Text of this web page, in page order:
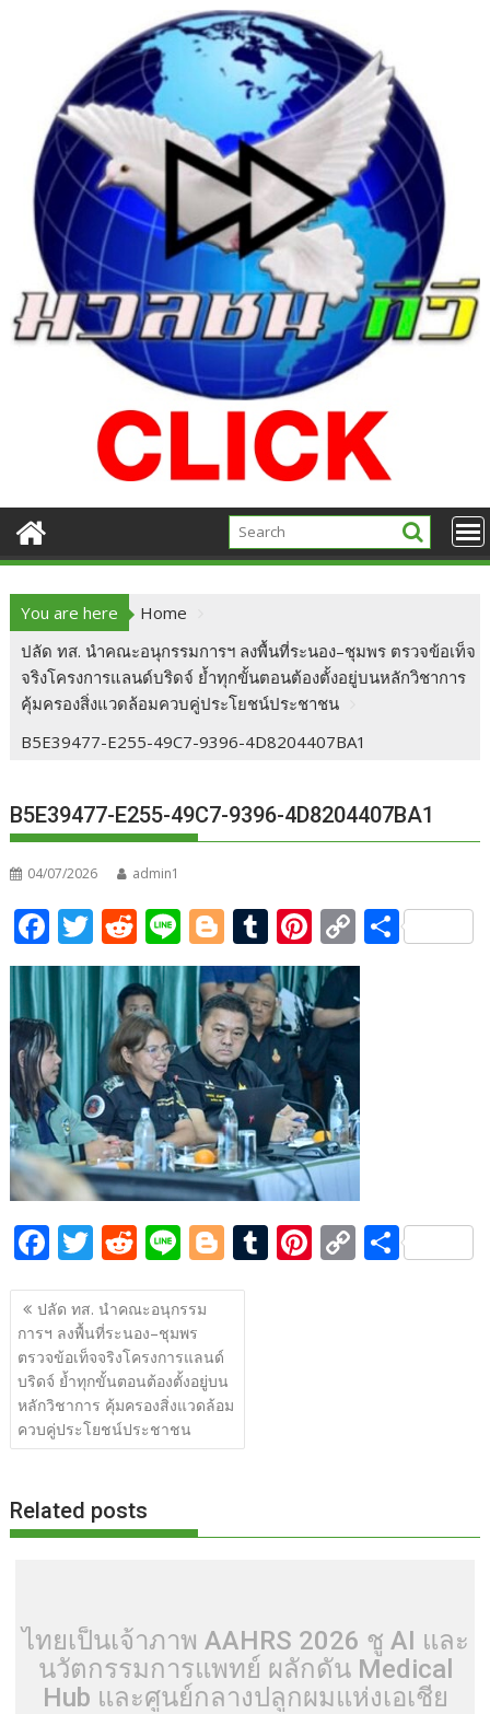
You are here
Home
ปลัด ทส. นำคณะอนุกรรมการฯ ลงพื้นที่ระนอง–ชุมพร ตรวจข้อเท็จ
จริงโครงการแลนด์บริดจ์ ย้ำทุกขั้นตอนต้องตั้งอยู่บนหลักวิชาการ
คุ้มครองสิ่งแวดล้อมควบคู่ประโยชน์ประชาชน
B5E39477-E255-49C7-9396-4D8204407BA1
B5E39477-E255-49C7-9396-4D8204407BA1
04/07/2026 admin1
F
ac
e
b
o
o
k
T
w
itt
er
R
e
d
di
t
Li
n
e
Bl
o
g
g
er
T
u
m
bl
r
Pi
nt
er
e
st
C
o
p
y
n
k
S
F
ac
e
b
o
o
k
T
w
itt
er
R
e
d
di
t
Li
n
e
Bl
o
er
T Pi C S
แนะแนว
เรื่อง
ปลัด ทส. นำคณะอนุกรรม
การฯ ลงพื้นที่ระนอง–ชุมพร
ตรวจข้อเท็จจริงโครงการแลนด์
บริดจ์ ย้ำทุกขั้นตอนต้องตั้งอยู่บน
หลักวิชาการ คุ้มครองสิ่งแวดล้อม
ควบคู่ประโยชน์ประชาชน
Related posts
ไทยเป็นเจ้าภาพ AAHRS 2026 ชู AI และ
นวัตกรรมการแพทย์ ผลักดัน Medical
Hub และศูนย์กลางปลูกผมแห่งเอเชีย